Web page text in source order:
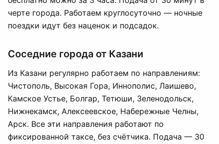
черте города. Работаем круглосуточно — ночные
поездки идут без наценок и подсадок.
Соседние города от Казани
Из Казани регулярно работаем по направлениям:
Чистополь, Высокая Гора, Иннополис, Лаишево,
Камское Устье, Болгар, Тетюши, Зеленодольск,
Нижнекамск, Алексеевское, Набережные Челны,
Арск. Все эти направления работают по
фиксированной таксе, без счётчика. Подача — 30